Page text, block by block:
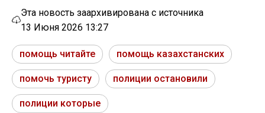
Эта новость заархивирована с источника
13 Июня 2026 13:27
помощь читайте помощь казахстанских
помочь туристу полиции остановили
полиции которые